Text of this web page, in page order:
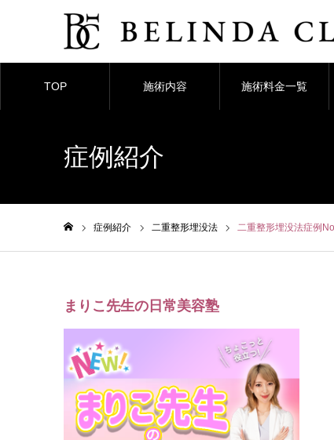
TOP 施術内容 施術料金一覧
症例紹介
症例紹介 二重整形埋没法 二重整形埋没法症例
まりこ先生の日常美容塾